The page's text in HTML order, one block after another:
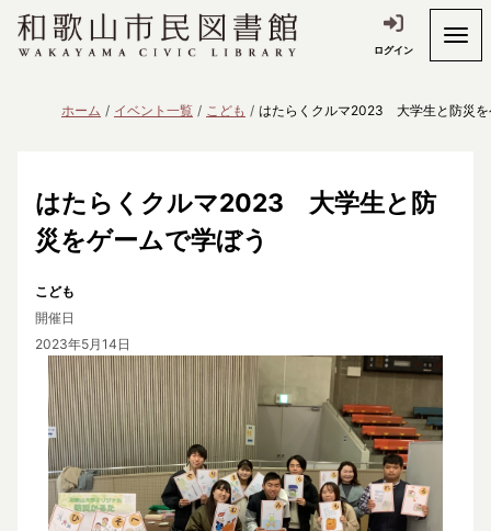
ログイン
ホーム イベント一覧 こども はたらくクルマ2023 大学生と防災を
はたらくクルマ2023 大学生と防
災をゲームで学ぼう
こども
開催日
2023年5月14日